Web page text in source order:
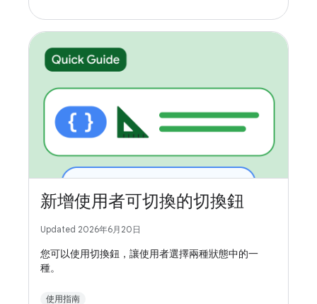
新增使用者可切換的切換鈕
Updated 2026年6月20日
您可以使用切換鈕，讓使用者選擇兩種狀態中的一
種。
使用指南